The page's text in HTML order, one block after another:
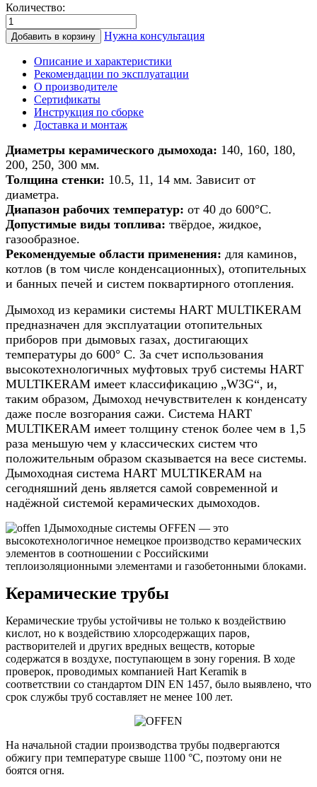
Количество:
Количество
товара
Дымоход
керамики
банной
печи/
печи/
камина/
котла
d
140мм
h
11м
Добавить в корзину Нужна консультация
Описание и характеристики
Рекомендации по эксплуатации
О производителе
Сертификаты
Инструкция по сборке
Доставка и монтаж
Диаметры керамического дымохода: 140, 160, 180,
200, 250, 300 мм.
Толщина стенки: 10.5, 11, 14 мм. Зависит от
диаметра.
Диапазон рабочих температур: от 40 до 600°С.
Допустимые виды топлива: твёрдое, жидкое,
газообразное.
Рекомендуемые области применения: для каминов,
котлов (в том числе конденсационных), отопительных
и банных печей и систем поквартирного отопления.
Дымоход из керамики системы HART MULTIKERAM
предназначен для эксплуатации отопительных
приборов при дымовых газах, достигающих
температуры до 600° C. За счет использования
высокотехнологичных муфтовых труб системы HART
MULTIKERAM имеет классификацию „W3G“, и,
таким образом, Дымоход нечувствителен к конденсату
даже после возгорания сажи. Система HART
MULTIKERAM имеет толщину стенок более чем в 1,5
раза меньшую чем у классических систем что
положительным образом сказывается на весе системы.
Дымоходная система HART MULTIKERAM на
сегодняшний день является самой современной и
надёжной системой керамических дымоходов.
Дымоходные системы OFFEN — это
высокотехнологичное немецкое производство керамических
элементов в соотношении с Российскими
теплоизоляционными элементами и газобетонными блоками.
Керамические трубы
Керамические трубы устойчивы не только к воздействию
кислот, но к воздействию хлорсодержащих паров,
растворителей и других вредных веществ, которые
содержатся в воздухе, поступающем в зону горения. В ходе
проверок, проводимых компанией Hart Keramik в
соответствии со стандартом DIN EN 1457, было выявлено, что
срок службы труб составляет не менее 100 лет.
На начальной стадии производства трубы подвергаются
обжигу при температуре свыше 1100 °C, поэтому они не
боятся огня.